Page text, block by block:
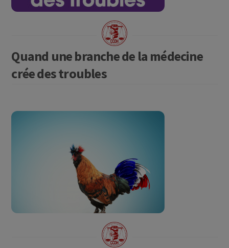
Quand une branche de la médecine
crée des troubles